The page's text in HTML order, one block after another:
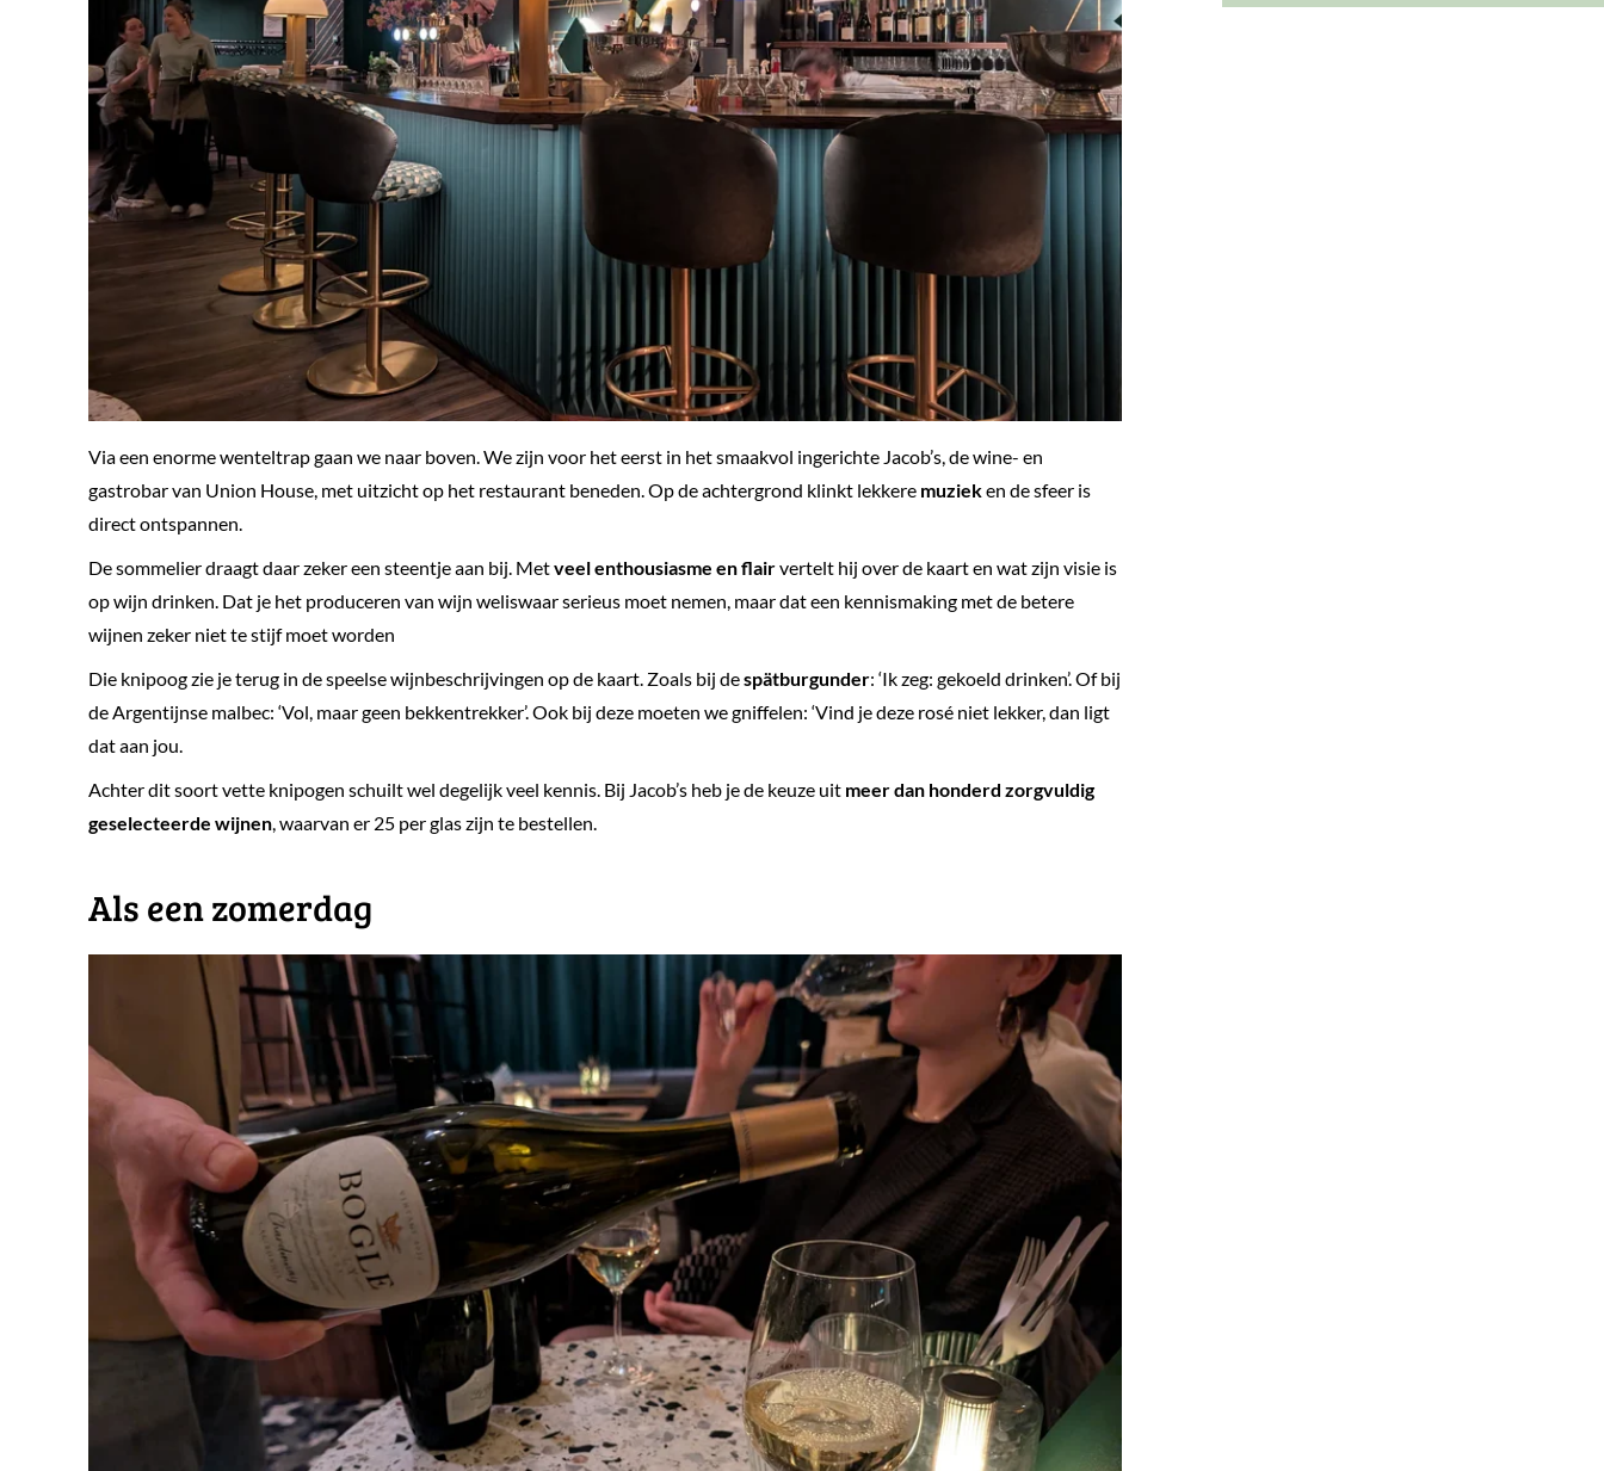
Via een enorme wenteltrap gaan we naar boven. We zijn voor het eerst in het smaakvol ingerichte Jacob’s, de wine- en
gastrobar van Union House, met uitzicht op het restaurant beneden. Op de achtergrond klinkt lekkere muzieken de sfeer is
direct ontspannen.
De sommelier draagt daar zeker een steentje aan bij. Metveel enthousiasme en flairvertelt hij over de kaart en wat zijn visie is
op wijn drinken. Dat je het produceren van wijn weliswaar serieus moet nemen, maar dat een kennismaking met de betere
wijnen zeker niet te stijf moet worden
Die knipoog zie je terug in de speelse wijnbeschrijvingen op de kaart. Zoals bij despätburgunder: ‘Ik zeg: gekoeld drinken’. Of bij
de Argentijnse malbec: ‘Vol, maar geen bekkentrekker’. Ook bij deze moeten we gniffelen: ‘Vind je deze rosé niet lekker, dan ligt
dat aan jou.
Achter dit soort vette knipogen schuilt wel degelijk veel kennis. Bij Jacob’s heb je de keuze uit meer dan honderd zorgvuldig
geselecteerde wijnen, waarvan er 25 per glas zijn te bestellen.
​Als een zomerdag